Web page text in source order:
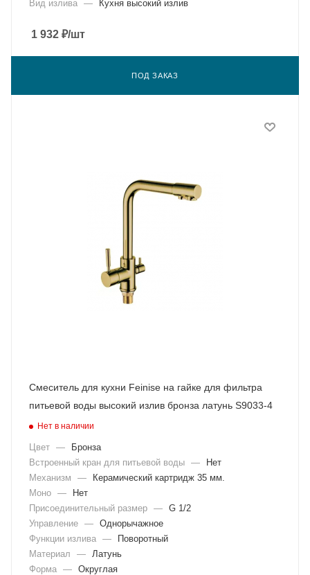
Вид излива — Кухня высокий излив
1 932 ₽/шт
ПОД ЗАКАЗ
Смеситель для кухни Feinise на гайке для фильтра
питьевой воды высокий излив бронза латунь S9033-4
Нет в наличии
Цвет —
Бронза
Встроенный кран для питьевой воды —
Нет
Механизм
—
Керамический картридж 35 мм.
Моно —
Нет
Присоединительный размер — G 1/2
Управление — Однорычажное
Функции излива —
Поворотный
Материал
— Латунь
Форма — Округлая